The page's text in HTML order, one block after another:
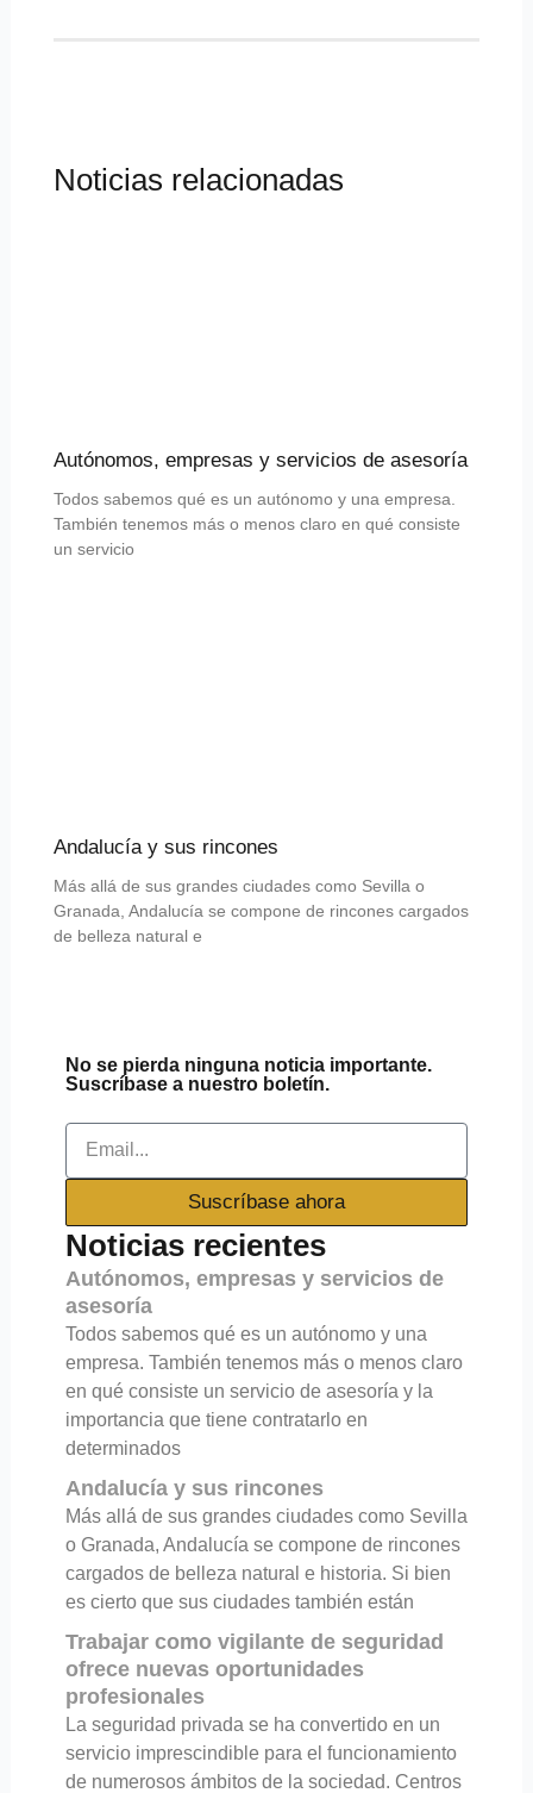
Noticias relacionadas
Autónomos, empresas y servicios de asesoría
Todos sabemos qué es un autónomo y una empresa.
También tenemos más o menos claro en qué consiste
un servicio
Andalucía y sus rincones
Más allá de sus grandes ciudades como Sevilla o
Granada, Andalucía se compone de rincones cargados
de belleza natural e
No se pierda ninguna noticia importante.
Suscríbase a nuestro boletín.
Suscríbase ahora
Noticias recientes
Autónomos, empresas y servicios de
asesoría
Todos sabemos qué es un autónomo y una
empresa. También tenemos más o menos claro
en qué consiste un servicio de asesoría y la
importancia que tiene contratarlo en
determinados
Andalucía y sus rincones
Más allá de sus grandes ciudades como Sevilla
o Granada, Andalucía se compone de rincones
cargados de belleza natural e historia. Si bien
es cierto que sus ciudades también están
Trabajar como vigilante de seguridad
ofrece nuevas oportunidades
profesionales
La seguridad privada se ha convertido en un
servicio imprescindible para el funcionamiento
de numerosos ámbitos de la sociedad. Centros